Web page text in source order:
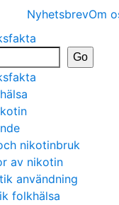
NyhetsbrevOm
nikotinbruk
av nikotin
användning
folkhälsa